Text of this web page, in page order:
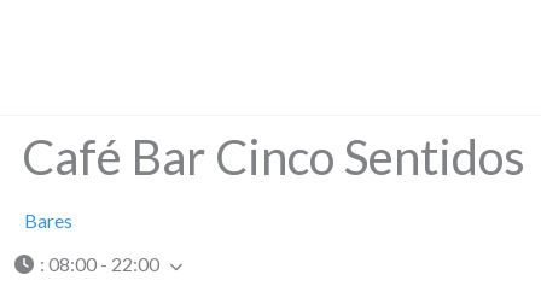
Café Bar Cinco Sentidos
Bares
: 08:00 - 22:00